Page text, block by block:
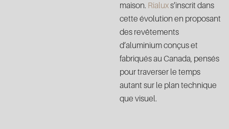
maison. Rialuxs’inscrit dans
cette évolution en proposant
des revêtements
d’aluminium conçus et
fabriqués au Canada, pensés
pour traverser le temps
autant sur le plan technique
que visuel.